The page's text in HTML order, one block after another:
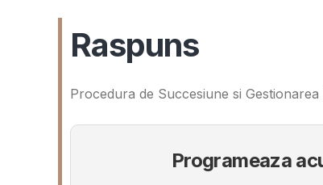
Raspuns
Procedura de Succesiune si
Programeaza